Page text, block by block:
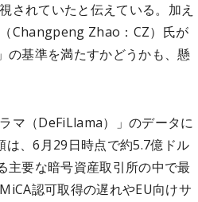
されていたと伝えている。加え
Changpeng Zhao：CZ）氏が
基準を満たすかどうかも、懸
マ（DeFiLlama）」のデータに
は、6月29日時点で約5.7億ドル
主要な暗号資産取引所の中で最
認可取得の遅れやEU向けサ